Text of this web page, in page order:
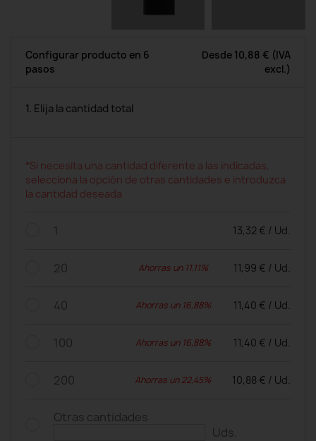
Configurar producto en 6
pasos
Desde 10,88 € (IVA
excl.)
1. Elija la cantidad total
*Si necesita una cantidad diferente a las indicadas,
selecciona la opción de otras cantidades e introduzca
la cantidad deseada
1 13,32 € / Ud.
20 Ahorras un 11,11% 11,99 € / Ud.
40 Ahorras un 16,88% 11,40 € / Ud.
100 Ahorras un 16,88% 11,40 € / Ud.
200 Ahorras un 22,45% 10,88 € / Ud.
Otras cantidades
Uds.